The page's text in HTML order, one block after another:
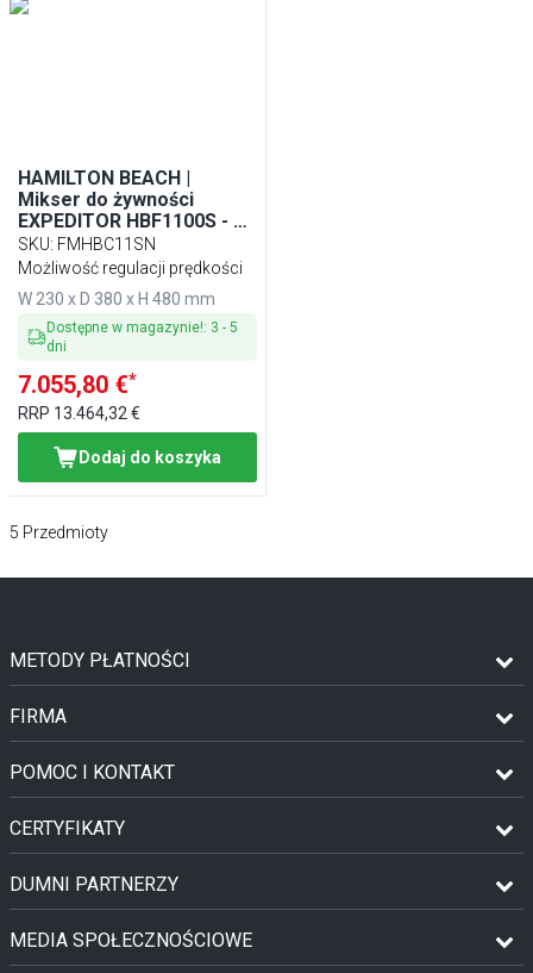
HAMILTON BEACH |
Mikser do żywności
EXPEDITOR HBF1100S - 4
litry - 1,5 kW - Misa ze stali
nierdzewnej
SKU: FMHBC11SN
Możliwość regulacji prędkości
W 230 x D 380 x H 480 mm
Dostępne w magazynie!: 3 -5
dni
7.055,80 €*
RRP 13.464,32 €
Dodaj do koszyka
5 Przedmioty
METODY PŁATNOŚCI
FIRMA
POMOC I KONTAKT
CERTYFIKATY
DUMNI PARTNERZY
MEDIA SPOŁECZNOŚCIOWE